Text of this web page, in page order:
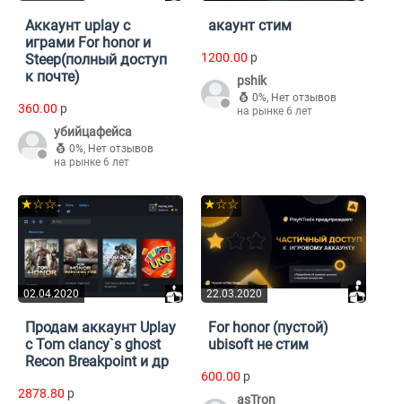
Аккаунт uplay с
играми For honor и
Steep(полный доступ
к почте)
360.00 p
убийцафейса
0%, Нет отзывов
на рынке 6 лет
акаунт стим
1200.00 p
pshik
0%, Нет отзывов
на рынке 6 лет
02.04.2020
★☆☆
Продам аккаунт Uplay
с Tom clancy`s ghost
Recon Breakpoint и др
2878.80 p
22.03.2020
★☆☆
For honor (пустой)
ubisoft не стим
600.00 p
asTron